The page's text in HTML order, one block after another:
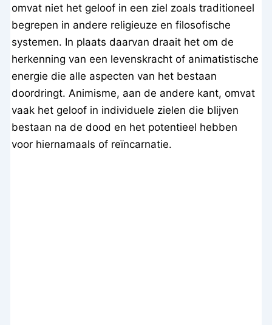
omvat niet het geloof in een ziel zoals traditioneel
begrepen in andere religieuze en filosofische
systemen. In plaats daarvan draait het om de
herkenning van een levenskracht of animatistische
energie die alle aspecten van het bestaan
doordringt. Animisme, aan de andere kant, omvat
vaak het geloof in individuele zielen die blijven
bestaan na de dood en het potentieel hebben
voor hiernamaals of reïncarnatie.